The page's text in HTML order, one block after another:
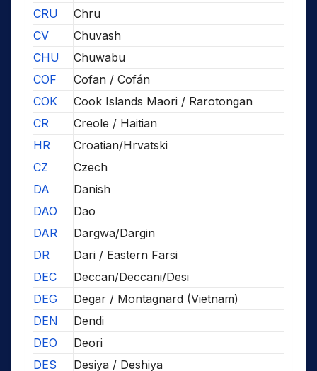
CRU
Chru
CV
Chuvash
CHU
Chuwabu
COF
Cofan / Cofán
COK
Cook Islands Maori / Rarotongan
CR
Creole / Haitian
HR
Croatian/Hrvatski
CZ
Czech
DA
Danish
DAO
Dao
DAR
Dargwa/Dargin
DR
Dari / Eastern Farsi
DEC
Deccan/Deccani/Desi
DEG
Degar / Montagnard (Vietnam)
DEN
Dendi
DEO
Deori
DES
Desiya / Deshiya